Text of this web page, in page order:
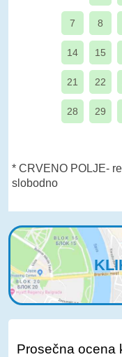
7 8
14 15
21 22
28 29
* CRVENO POLJE-
slobodno
Prosečna ocena